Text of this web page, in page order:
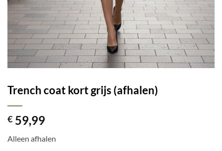
Trench coat kort grijs (afhalen)
€ 59,99
Alleen afhalen